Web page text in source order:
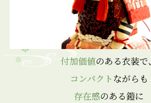
付加価値のある衣装で、
コンパクト ながらも
存在感のある鎧に